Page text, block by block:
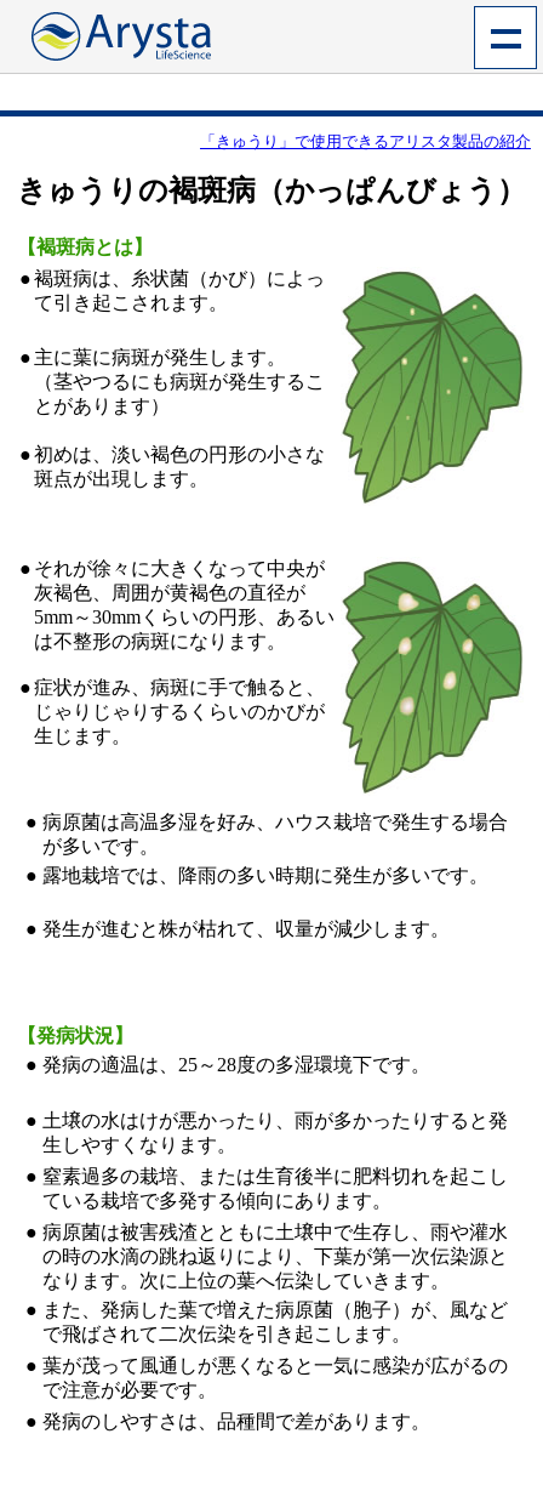
「きゅうり」で使用できるアリスタ製品の紹介
きゅうりの褐斑病（かっぱんびょう）
【褐斑病とは】
●褐斑病は、糸状菌（かび）によっ
て引き起こされます。
● 主に葉に病斑が発生します。
（茎やつるにも病斑が発生するこ
とがあります）
●初めは、淡い褐色の円形の小さな
斑点が出現します。
● それが徐々に大きくなって中央が
灰褐色、周囲が黄褐色の直径が
5mm～30mmくらいの円形、あるい
は不整形の病斑になります。
●症状が進み、病斑に手で触ると、
じゃりじゃりするくらいのかびが
生じます。
● 病原菌は高温多湿を好み、ハウス栽培で発生する場合
が多いです。
● 露地栽培では、降雨の多い時期に発生が多いです。
● 発生が進むと株が枯れて、収量が減少します。
【発病状況】
● 発病の適温は、25～28度の多湿環境下です。
● 土壌の水はけが悪かったり、雨が多かったりすると発
生しやすくなります。
● 窒素過多の栽培、または生育後半に肥料切れを起こし
ている栽培で多発する傾向にあります。
● 病原菌は被害残渣とともに土壌中で生存し、雨や灌水
の時の水滴の跳ね返りにより、下葉が第一次伝染源と
なります。次に上位の葉へ伝染していきます。
● また、発病した葉で増えた病原菌（胞子）が、風など
で飛ばされて二次伝染を引き起こします。
● 葉が茂って風通しが悪くなると一気に感染が広がるの
で注意が必要です。
● 発病のしやすさは、品種間で差があります。